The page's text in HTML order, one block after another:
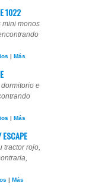
1022
mini monos
| Más
e
| Más
ESCAPE
tractor rojo,
| Más